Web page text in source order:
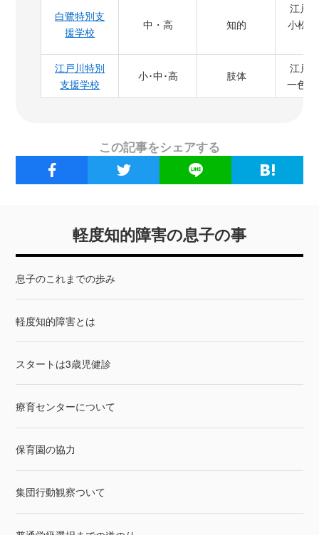
白鷺特別支
援学校
中・高 知的
江戸
小松
江戸川特別
支援学校
小･中･高 肢体
江戸
一色
この記事をシェアする
軽度知的障害の息子の事
息子のこれまでの歩み
軽度知的障害とは
スタートは3歳児健診
療育センターについて
保育園の協力
集団行動観察ついて